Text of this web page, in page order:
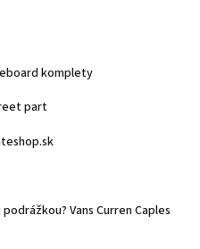
komplety
part
Vans Curren Caples